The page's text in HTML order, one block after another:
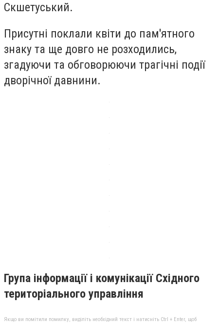
Скшетуський.
Присутні поклали квіти до пам'ятного
знаку та ще довго не розходились,
згадуючи та обговорюючи трагічні події
дворічної давнини.
Група інформації і комунікації Східного
територіального управління
Якщо ви помітили помилку, виділіть необхідний текст і натисніть Ctrl + Enter, щоб